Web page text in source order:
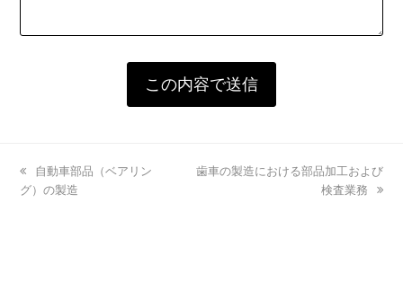
previous
post:
自動車部品（ベアリン
グ）の製造
next
歯車の製造における部品加工および
検査業務